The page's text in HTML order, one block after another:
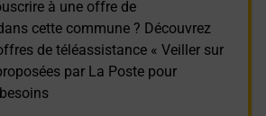
à une offre de
cette commune ? Découvrez
de téléassistance « Veiller sur
par La Poste pour